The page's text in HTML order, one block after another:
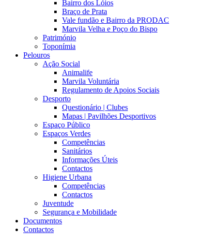
Bairro dos Lóios
Braço de Prata
Vale fundão e Bairro da PRODAC
Marvila Velha e Poço do Bispo
Património
Toponímia
Pelouros
Ação Social
Animalife
Marvila Voluntária
Regulamento de Apoios Sociais
Desporto
Questionário | Clubes
Mapas | Pavilhões Desportivos
Espaço Público
Espaços Verdes
Competências
Sanitários
Informações Úteis
Contactos
Higiene Urbana
Competências
Contactos
Juventude
Segurança e Mobilidade
Documentos
Contactos